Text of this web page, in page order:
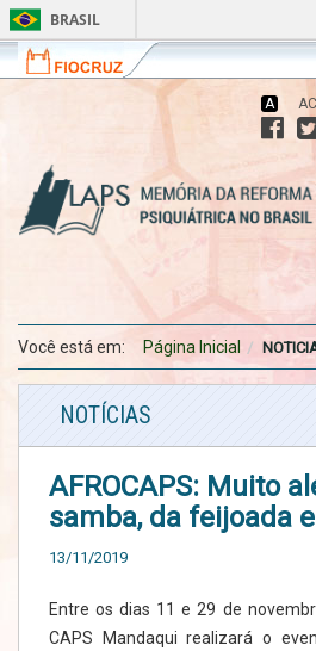
BRASIL
Fiocruz
Fale
com
a
A
Memória da Reforma Psiquiátrica no
Brasil
Você está em:
Página Inicial
NOTÍCIAS
AFROCAPS: Muito
samba, da feijoada
13/11/2019
Entre os dias 11 e 29 de
CAPS Mandaqui realizará o